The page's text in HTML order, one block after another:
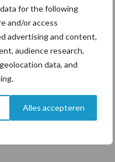
for the following
and/or access
advertising and content,
audience research,
data, and
Alles accepteren
voor. Misschien zijn er
u navragen bij uw